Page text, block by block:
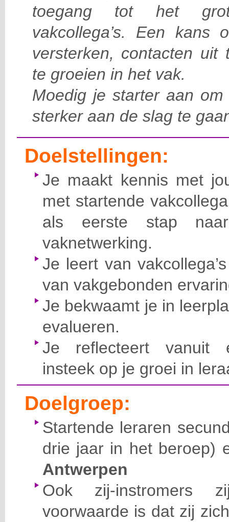
toegang tot het
vakcollega’s. Een kans
versterken, contacten uit
te groeien in het vak.
Moedig je starter aan
sterker aan de slag te
Doelstellingen:
Je maakt kennis met
met startende
als eerste stap
vaknetwerking.
Je leert van
van vakgebonden
Je bekwaamt je in
evalueren.
Je reflecteert vanuit
insteek op je groei in
Doelgroep:
Startende leraren
drie jaar in het beroep)
Antwerpen
Ook zij-instromers
voorwaarde is dat zij